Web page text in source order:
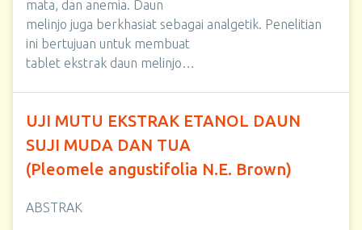
mata, dan anemia. Daun
melinjo juga berkhasiat sebagai analgetik. Penelitian
ini bertujuan untuk membuat
tablet ekstrak daun melinjo…
UJI MUTU EKSTRAK ETANOL DAUN
SUJI MUDA DAN TUA
(Pleomele angustifolia N.E. Brown)
ABSTRAK